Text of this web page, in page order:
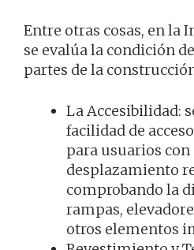
Entre otras cosas, en la
se evalúa la condición
partes de la
La Accesibilidad:
facilidad de
para usuarios
desplazamiento
comprobando la
rampas,
otros elementos